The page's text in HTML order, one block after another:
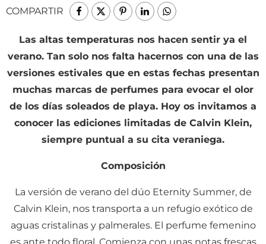
COMPARTIR
Las altas temperaturas nos hacen sentir ya el
verano. Tan solo nos falta hacernos con una de las
versiones estivales que en estas fechas presentan
muchas marcas de perfumes para evocar el olor
de los días soleados de playa. Hoy os invitamos a
conocer las ediciones limitadas de Calvin Klein,
siempre puntual a su cita veraniega.
Composición
La versión de verano del dúo Eternity Summer, de
Calvin Klein, nos transporta a un refugio exótico de
aguas cristalinas y palmerales. El perfume femenino